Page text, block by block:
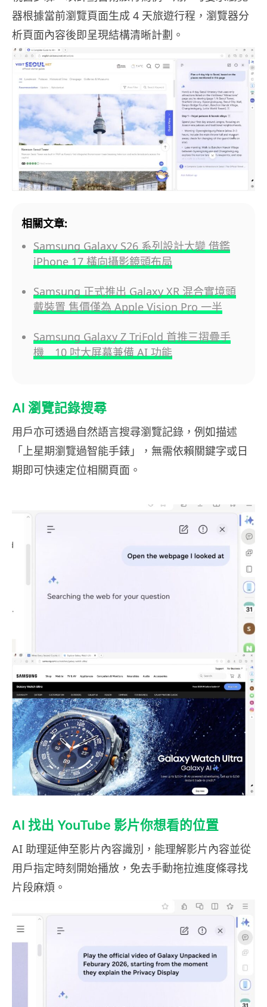
器根據當前瀏覽頁面生成 4 天旅遊行程，瀏覽器分
析頁面內容後即呈現結構清晰計劃。
相關文章:
Samsung Galaxy S26 系列設計大變 借鑑
iPhone 17 橫向攝影鏡頭布局
Samsung 正式推出 Galaxy XR 混合實境頭
戴裝置 售價僅為 Apple Vision Pro 一半
Samsung Galaxy Z TriFold 首推三摺疊手
機 10 吋大屏幕兼備 AI 功能
AI 瀏覽記錄搜尋
用戶亦可透過自然語言搜尋瀏覽記錄，例如描述
「上星期瀏覽過智能手錶」，無需依賴關鍵字或日
期即可快速定位相關頁面。
AI 找出 YouTube 影片你想看的位置
AI 助理延伸至影片內容識別，能理解影片內容並從
用戶指定時刻開始播放，免去手動拖拉進度條尋找
片段麻煩。